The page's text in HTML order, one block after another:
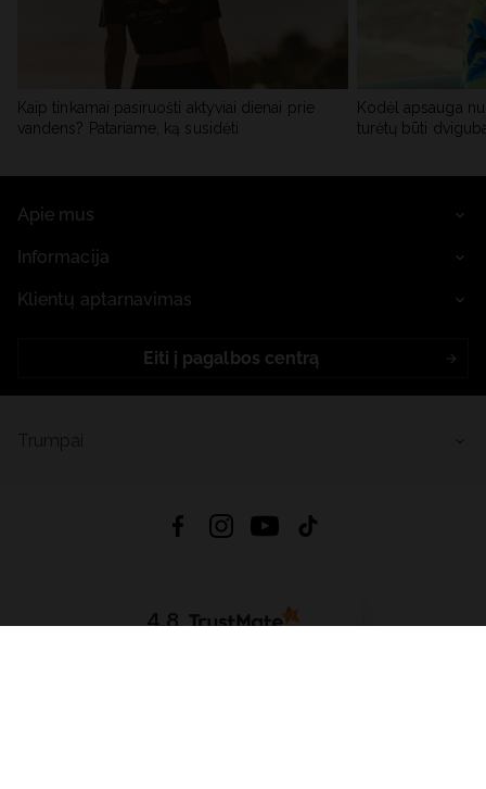
Kaip tinkamai pasiruošti aktyviai dienai prie
vandens? Patariame, ką susidėti
Kodėl apsauga
turėtų būti
Apie mus
Informacija
Klientų aptarnavimas
Eiti į pagalbos centrą
4.8